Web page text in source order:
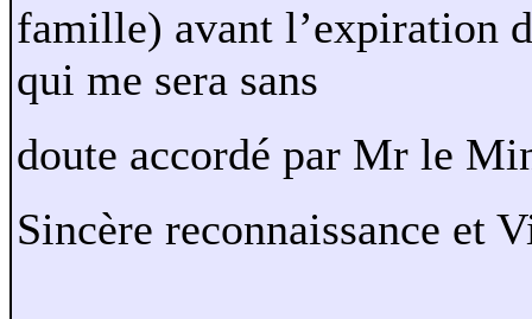
famille) avant l’expiration
qui me sera sans
doute accordé par Mr le
Sincère reconnaissance et